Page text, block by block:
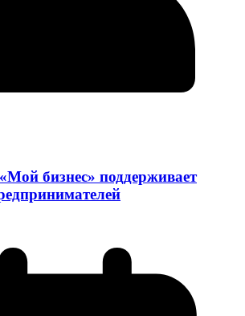
бизнес» поддерживает